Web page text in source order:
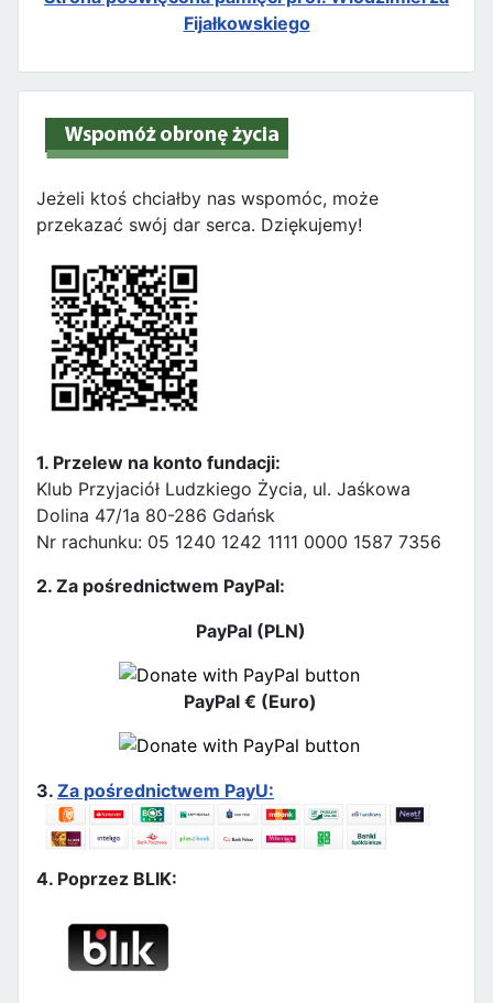
Fijałkowskiego
Jeżeli ktoś chciałby nas wspomóc, może
przekazać swój dar serca. Dziękujemy!
1. Przelew na konto fundacji:
Klub Przyjaciół Ludzkiego Życia, ul. Jaśkowa
Dolina 47/1a 80-286 Gdańsk
Nr rachunku: 05 1240 1242 1111 0000 1587 7356
2. Za pośrednictwem PayPal:
PayPal (PLN)
PayPal € (Euro)
3. Za pośrednictwem PayU:
4. Poprzez BLIK: